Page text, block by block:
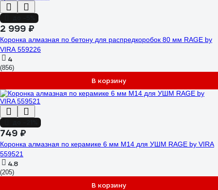
2 999 ₽
Коронка алмазная по бетону для распредкоробок 80 мм RAGE by
VIRA 559226
4
(856)
В корзину
749 ₽
Коронка алмазная по керамике 6 мм М14 для УШМ RAGE by VIRA
559521
4.8
(205)
В корзину